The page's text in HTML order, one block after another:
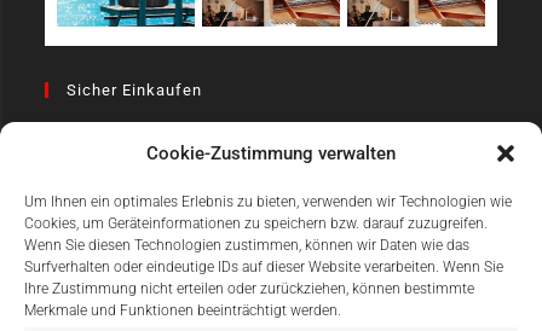
Cookie-Zustimmung verwalten
Um Ihnen ein optimales Erlebnis zu bieten, verwenden wir Technologien wie
Cookies, um Geräteinformationen zu speichern bzw. darauf zuzugreifen.
Wenn Sie diesen Technologien zustimmen, können wir Daten wie das
Surfverhalten oder eindeutige IDs auf dieser Website verarbeiten. Wenn Sie
Ihre Zustimmung nicht erteilen oder zurückziehen, können bestimmte
Merkmale und Funktionen beeinträchtigt werden.
Sicher Einkaufen
Einfach Online Bezahlen